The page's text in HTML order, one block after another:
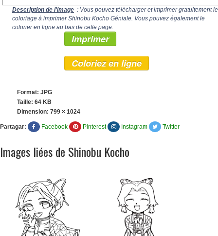
Description de l'image : Vous pouvez télécharger et imprimer gratuitement le
coloriage à imprimer Shinobu Kocho Géniale. Vous pouvez également le
colorier en ligne au bas de cette page.
Imprimer
Coloriez en ligne
Format: JPG
Taille: 64 KB
Dimension: 799 × 1024
Partagar: Facebook Pinterest Instagram Twitter
Images liées de Shinobu Kocho